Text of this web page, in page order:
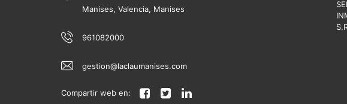
Manises, Valencia, Manises
961082000
gestion@laclaumanises.com
Compartir web en: